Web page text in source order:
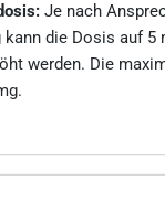
Je nach
kann die Dosis auf 5
werden. Die